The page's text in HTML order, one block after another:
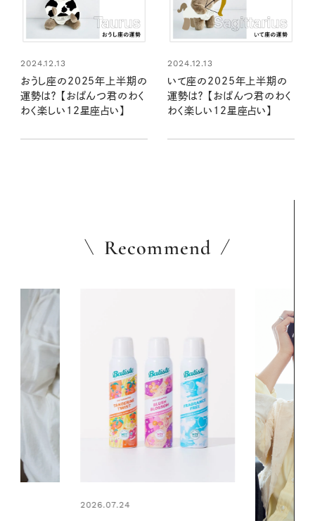
2024.12.13
おうし座の2025年上半期の
運勢は？ 【おぱんつ君のわく
わく楽しい12星座占い】
2024.12.13
いて座の2025年上半期の
運勢は？ 【おぱんつ君のわく
わく楽しい12星座占い】
Recommend
2026.06.01